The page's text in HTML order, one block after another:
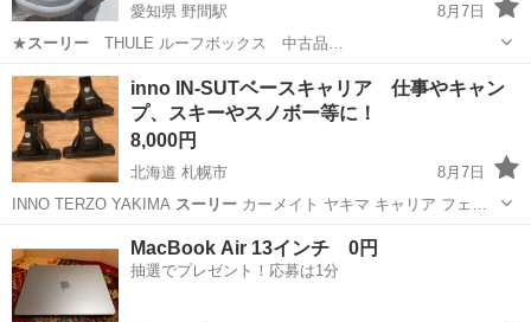
愛知県 野間駅
8月7日
★スーリーTHULE ルーフボックス 中古品…
愛知 知多郡 キャリア、ラック
inno IN-SUTベースキャリア 仕事やキャン
プ、スキーやスノボー等に！
8,000円
北海道 札幌市
8月7日
INNO TERZO YAKIMA スーリーカーメイト ヤキマ キャリア フェ…
札幌市 キャリア、ラック ルーフ
MacBook Air 13インチ 0円
抽選でプレゼント！応募は1分